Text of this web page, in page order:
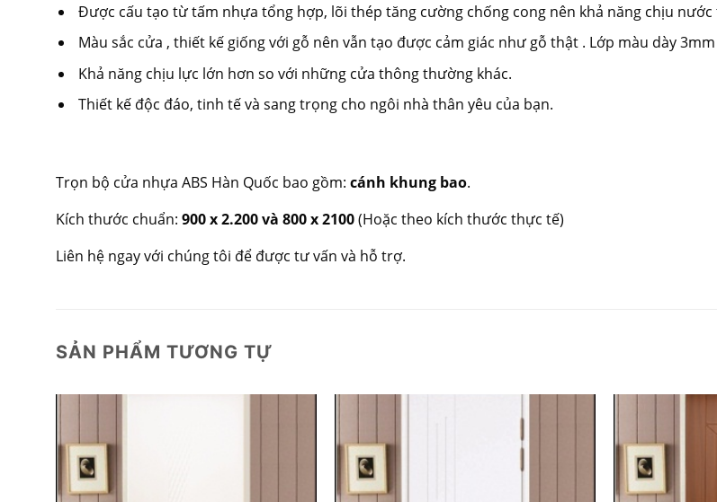
Được cấu tạo từ tấm nhựa tổng hợp, lõi thép tăng cường chống cong nên khả năng chịu
Màu sắc cửa , thiết kế giống với gỗ nên vẫn tạo được cảm giác như gỗ thật . Lớp màu dày
Khả năng chịu lực lớn hơn so với những cửa thông thường khác.
Thiết kế độc đáo, tinh tế và sang trọng cho ngôi nhà thân yêu của bạn.
Trọn bộ cửa nhựa ABS Hàn Quốc bao gồm: cánh khung bao.
Kích thước chuẩn: 900 x 2.200 và 800 x 2100(Hoặc theo kích thước thực tế)
Liên hệ ngay với chúng tôi để được tư vấn và hỗ trợ.
SẢN PHẨM TƯƠNG TỰ